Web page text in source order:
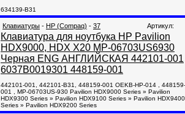
634139-B31
Клавиатуры - HP (Compaq) - 37 Артикул:
Клавиатура для ноутбука HP Pavilion
HDX9000, HDX X20 MP-06703US6930
Черная ENG АНГЛИЙСКАЯ 442101-001
6037B0019301 448159-001
442101-001, 442101-B31, 448159-001 OEKB-HP-014 , 448159-
001 , MP-06703US-930 Pavilion HDX9000 Series » Pavilion
HDX9300 Series » Pavilion HDX9100 Series » Pavilion HDX9400
Series » Pavilion HDX9200 Series